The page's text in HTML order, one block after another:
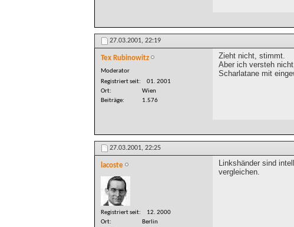
27.03.2001, 22:19
Tex Rubinowitz
Moderator
Registriert seit
01. 2001
Ort
Wien
Beiträge
1.576
Zieht nicht, stimmt.
Aber ich versteh
Scharlatane mit
27.03.2001, 22:25
lacoste
Registriert seit
12. 2000
Ort
Berlin
Linkshänder sind
vergleichen.